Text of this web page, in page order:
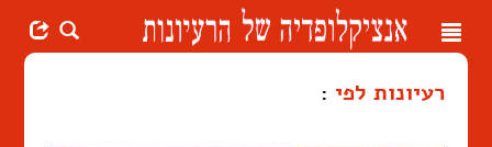
Toggle
רעיונות לפי :